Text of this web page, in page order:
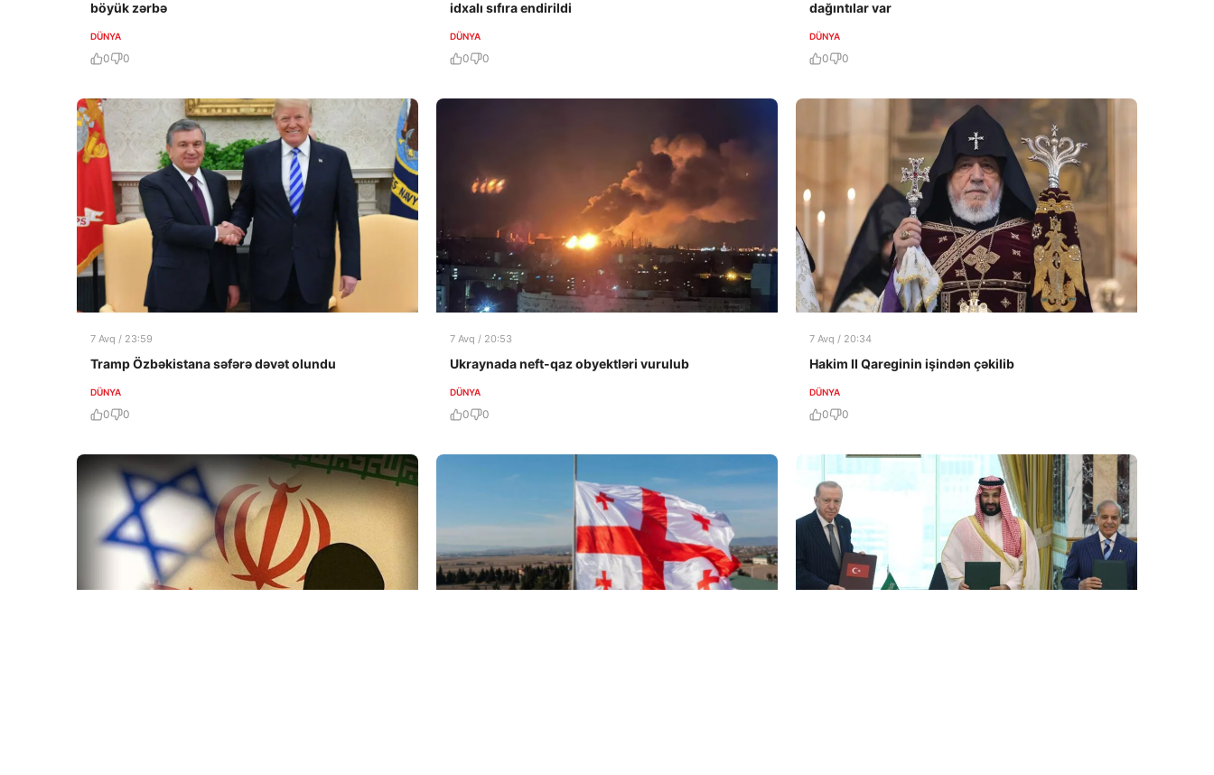
böyük zərbə
DÜNYA
0 0
idxalı sıfıra endirildi
DÜNYA
0 0
dağıntılar var
DÜNYA
0 0
7 Avq / 23:59
Tramp Özbəkistana səfərə dəvət olundu
DÜNYA
0 0
7 Avq / 20:53
Ukraynada neft-qaz obyektləri vurulub
DÜNYA
0 0
7 Avq / 20:34
Hakim II Qareginin işindən çəkilib
DÜNYA
0 0